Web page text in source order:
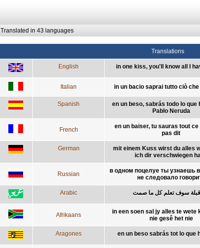
Translated in 43 languages
Translations
English in one kiss, you'll know all I
Italian in un bacio saprai tutto ciò
Spanish
en un beso, sabrás todo lo que
Pablo Neruda
French
en un baiser, tu sauras tout ce
pas dit
German
mit einem Kuss wirst du alles
ich dir verschwiegen
Russian
в одном поцелуе ты узнаешь
не следовало
Arabic سوف تعلم كل ما صمت
Afrikaans
in een soen sal jy alles te wete
nie gesê het nie
Aragones en un beso sabrás tot lo que